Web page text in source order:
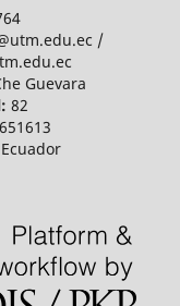
/
Guevara
82